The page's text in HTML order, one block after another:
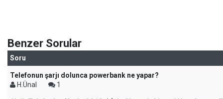
Benzer Sorular
Soru
Telefonun şarjı dolunca powerbank ne yapar?
H.Ünal
1